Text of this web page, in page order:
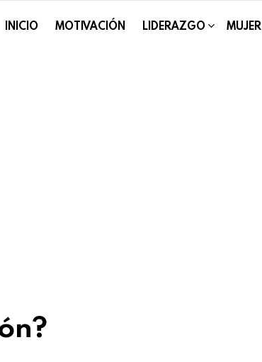
INICIO MOTIVACIÓN LIDERAZGO MUJER